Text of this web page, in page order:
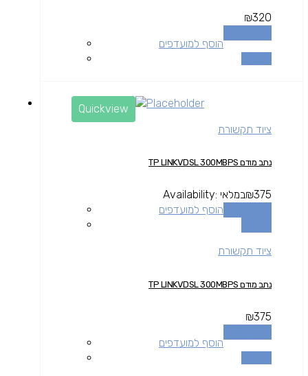
₪320
הוסף למועדפים
Quickview
ציוד תקשורת
נתב מודם TP LINKVDSL 300MBPS
₪375
Availability: במלאי
הוסף למועדפים
ציוד תקשורת
נתב מודם TP LINKVDSL 300MBPS
₪375
הוסף למועדפים